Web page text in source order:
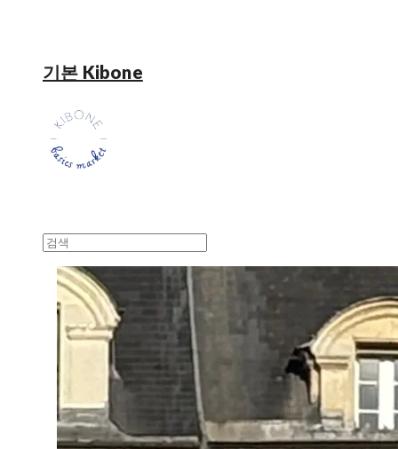
기본 Kibone